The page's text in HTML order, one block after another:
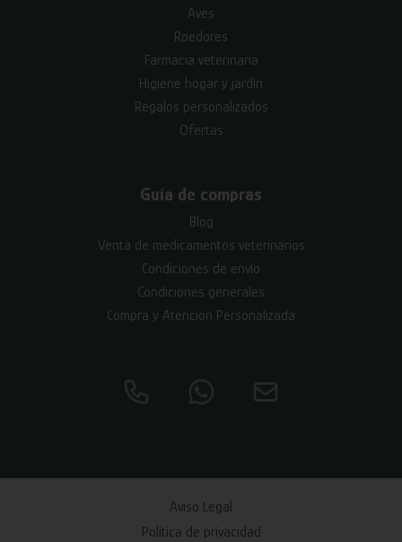
Aves
Roedores
Farmacia veterinaria
Higiene hogar y jardín
Regalos personalizados
Ofertas
Guía de compras
Blog
Venta de medicamentos veterinarios
Condiciones de envío
Condiciones generales
Compra y Atención Personalizada
Aviso Legal
Política de privacidad